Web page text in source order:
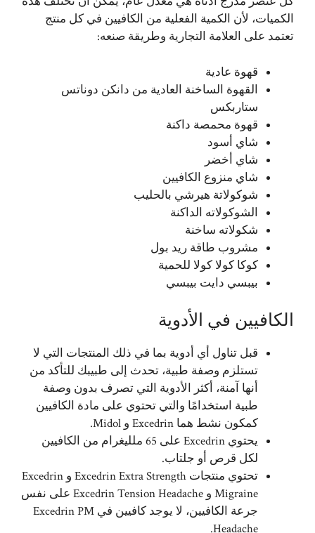
الكميات، لأن الكمية الفعلية من الكافيين في كل منتج
تعتمد على العلامة التجارية وطريقة صنعه:
قهوة عادية
القهوة الساخنة العادية من دانكن دوناتس
ستاربكس
قهوة محمصة داكنة
شاي أسود
شاي أخضر
شاي منزوع الكافيين
شوكولاتة هيرشي بالحليب
الشوكولاته الداكنة
شكولاته ساخنة
مشروب طاقة ريد بول
كوكا كولا كولا للحمية
بيبسي دايت بيبسي
الكافيين في الأدوية
قبل تناول أي أدوية بما في ذلك المنتجات التي لا
تستلزم وصفة طبية، تحدث إلى طبيبك للتأكد من
أنها آمنة، أكثر الأدوية التي تصرف بدون وصفة
طبية استخدامًا والتي تحتوي على مادة الكافيين
كمكون نشط هما Excedrin و Midol.
يحتوي Excedrin على 65 ملليغرام من الكافيين
لكل قرص أو جلتاب.
تحتوي منتجات Excedrin Extra Strength و Excedrin
Migraine و Excedrin Tension Headache على نفس
جرعة الكافيين، لا يوجد كافيين في Excedrin PM
Headache.